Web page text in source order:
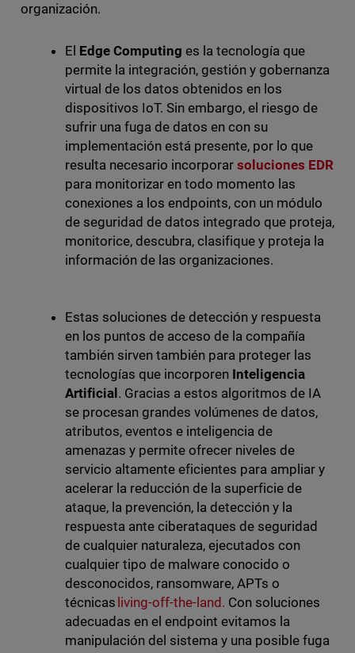
organización.
El Edge Computing es la tecnología que
permite la integración, gestión y gobernanza
virtual de los datos obtenidos en los
dispositivos IoT. Sin embargo, el riesgo de
sufrir una fuga de datos en con su
implementación está presente, por lo que
resulta necesario incorporar soluciones EDR
para monitorizar en todo momento las
conexiones a los endpoints, con un módulo
de seguridad de datos integrado que proteja,
monitorice, descubra, clasifique y proteja la
información de las organizaciones.
Estas soluciones de detección y respuesta
en los puntos de acceso de la compañía
también sirven también para proteger las
tecnologías que incorporen Inteligencia
Artificial . Gracias a estos algoritmos de IA
se procesan grandes volúmenes de datos,
atributos, eventos e inteligencia de
amenazas y permite ofrecer niveles de
servicio altamente eficientes para ampliar y
acelerar la reducción de la superficie de
ataque, la prevención, la detección y la
respuesta ante ciberataques de seguridad
de cualquier naturaleza, ejecutados con
cualquier tipo de malware conocido o
desconocidos, ransomware, APTs o
técnicas living-off-the-land. Con soluciones
adecuadas en el endpoint evitamos la
manipulación del sistema y una posible fuga